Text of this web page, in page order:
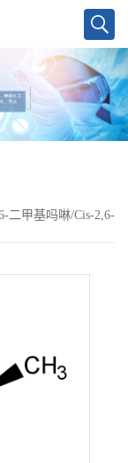
二甲基吗啉/Cis-2,6-